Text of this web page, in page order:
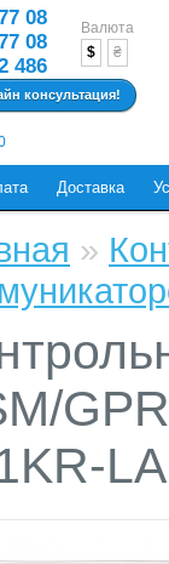
08
08
486
консультация!
Валюта
$
₴
Доставка
»